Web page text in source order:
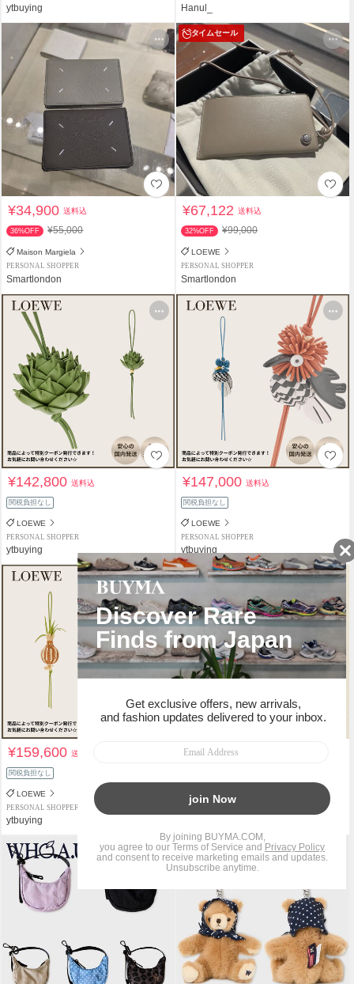
ytbuying Hanul_
¥34,900送料込
36%OFF ¥55,000
Maison Margiela
PERSONAL SHOPPER
Smartlondon
タイムセール
¥67,122送料込
32%OFF ¥99,000
LOEWE
PERSONAL SHOPPER
Smartlondon
¥142,800送料込
関税負担なし
LOEWE
PERSONAL SHOPPER
ytbuying
¥147,000送料込
関税負担なし
LOEWE
PERSONAL SHOPPER
ytbuying
¥159,600送料込
関税負担なし
LOEWE
PERSONAL SHOPPER
ytbuying
¥5,500送料込
PERSONAL SHOPPER